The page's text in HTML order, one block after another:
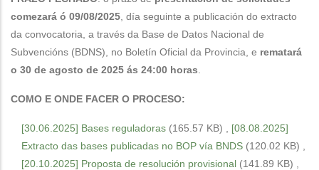
comezará ó 09/08/2025 , día seguinte a publicación do extracto
da convocatoria, a través da Base de Datos Nacional de
Subvencións (BDNS), no Boletín Oficial da Provincia, e rematará
o 30 de agosto de 2025 ás 24:00 horas
COMO E ONDE FACER O PROCESO:
[30.06.2025] Bases reguladoras (165.57 KB)
[08.08.2025]
Extracto das bases publicadas no BOP vía BNDS (120.02 KB)
[20.10.2025] Proposta de resolución provisional (141.89 KB)